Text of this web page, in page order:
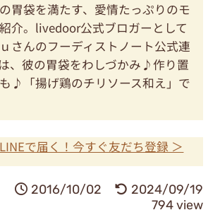
胃袋を満たす、愛情たっぷりのモ
介。livedoor公式ブロガーとして
さんのフーディストノート公式連
、彼の胃袋をわしづかみ♪作り置
♪「揚げ鶏のチリソース和え」で
で届く！今すぐ友だち登録 ＞
2016/10/02
2024/09/19
794 view